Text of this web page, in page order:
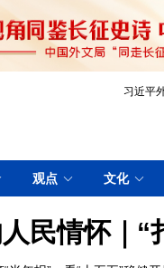
习近平
观点 文化
民情怀｜